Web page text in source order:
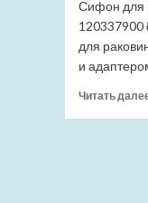
Сифон для
для
и
Читать